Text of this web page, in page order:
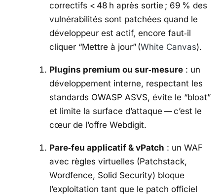
correctifs < 48 h après sortie ; 69 % des
vulnérabilités sont patchées quand le
développeur est actif, encore faut‑il
cliquer “Mettre à jour” (White Canvas).
Plugins premium ou sur‑mesure : un
développement interne, respectant les
standards OWASP ASVS, évite le “bloat”
et limite la surface d’attaque — c’est le
cœur de l’offre Webdigit.
Pare‑feu applicatif & vPatch : un WAF
avec règles virtuelles (Patchstack,
Wordfence, Solid Security) bloque
l’exploitation tant que le patch officiel